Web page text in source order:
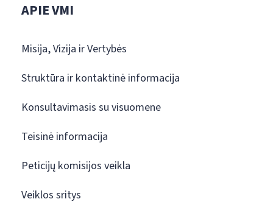
APIE VMI
Misija, Vizija ir Vertybės
Struktūra ir kontaktinė informacija
Konsultavimasis su visuomene
Teisinė informacija
Peticijų komisijos veikla
Veiklos sritys